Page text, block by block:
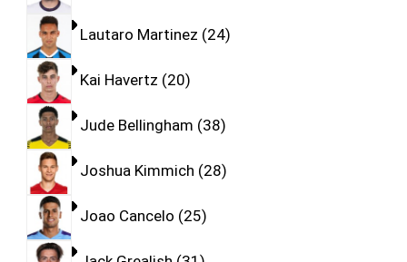
Lautaro Martinez 24
Kai Havertz 20
Jude Bellingham 38
Joshua Kimmich 28
Joao Cancelo 25